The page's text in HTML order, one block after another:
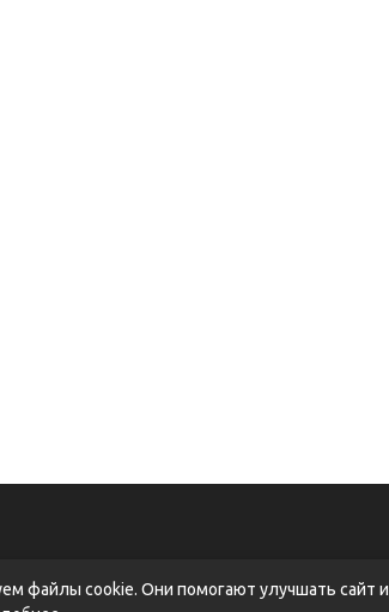
файлы cookie. Они помогают улучшать сайт и